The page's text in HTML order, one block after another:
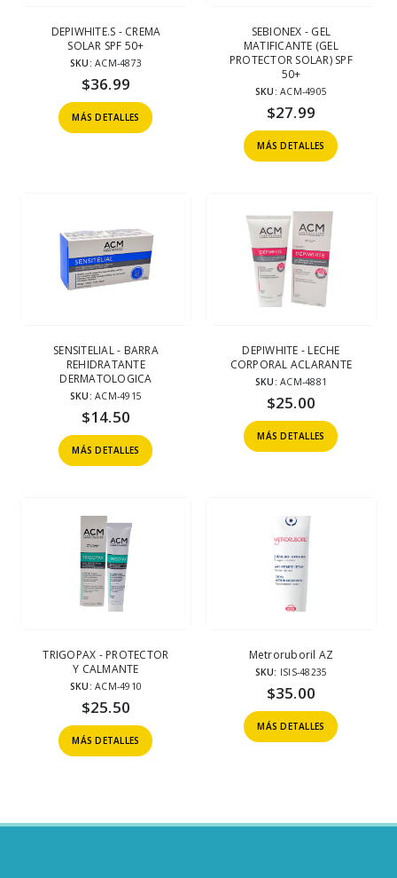
DEPIWHITE.S - CREMA
SOLAR SPF 50+
SKU:ACM-4873
$36.99
MÁS DETALLES
SEBIONEX - GEL
MATIFICANTE (GEL
PROTECTOR SOLAR) SPF
50+
SKU:ACM-4905
$27.99
MÁS DETALLES
SENSITELIAL - BARRA
REHIDRATANTE
DERMATOLOGICA
SKU:ACM-4915
$14.50
MÁS DETALLES
DEPIWHITE - LECHE
CORPORAL ACLARANTE
SKU:ACM-4881
$25.00
MÁS DETALLES
TRIGOPAX - PROTECTOR
Y CALMANTE
SKU:ACM-4910
$25.50
MÁS DETALLES
Metroruboril AZ
SKU: ISIS-48235
$35.00
MÁS DETALLES